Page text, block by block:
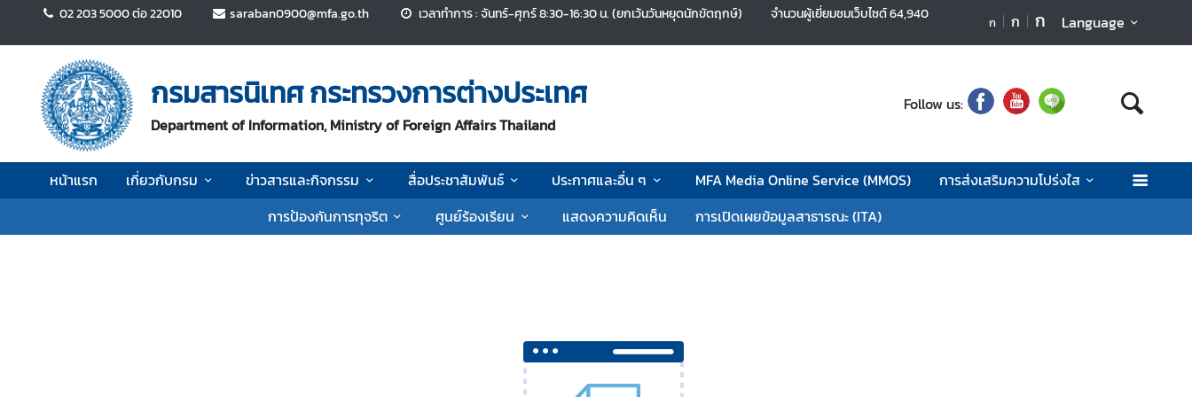
02 203 5000 ต่อ 22010 saraban0900@mfa.go.th เวลาทำการ : จันทร์-ศุกร์ 8:30-16:30 น. (ยกเว้นวันหยุดนักขัตฤกษ์) จำนวนผู้เยี่ยมชมเว็บไซต์64,940 ก ก ก Language
กรมสารนิเทศ กระทรวงการต่างประเทศ
Department of Information, Ministry of Foreign Affairs Thailand
Follow us:
หน้าแรก เกี่ยวกับกรม ข่าวสารและกิจกรรม สื่อประชาสัมพันธ์ ประกาศและอื่น ๆ MFA Media Online Service (MMOS)
การส่งเสริมความโปร่งใส
การป้องกันการทุจริต
ศูนย์ร้องเรียน แสดงความคิดเห็น การเปิดเผยข้อมูลสาธารณะ (ITA)
น้
า
แ
ก
เ